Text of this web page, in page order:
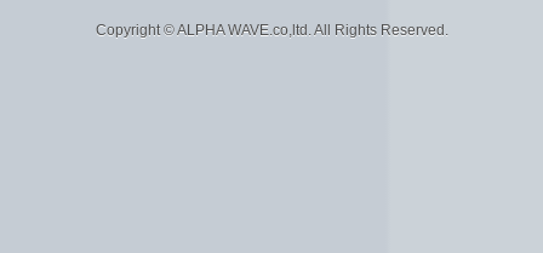
Copyright © ALPHA WAVE.co,ltd. All Rights Reserved.